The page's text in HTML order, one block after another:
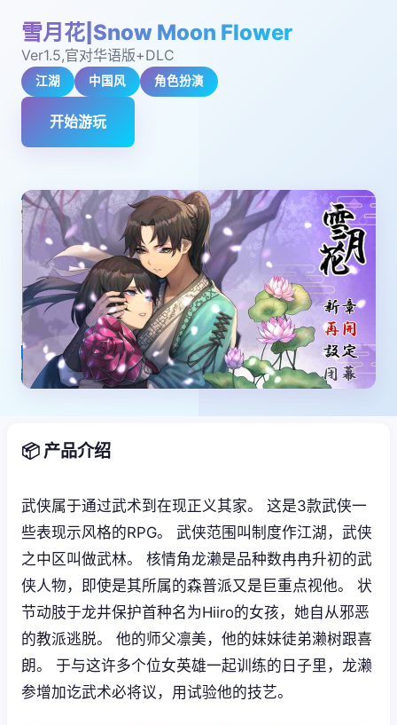
雪月花|Snow Moon Flower
Ver1.5,官对华语版+DLC
江湖 中国风 角色扮演
开始游玩
📦 产品介绍
武侠属于通过武术到在现正义其家。 这是3款武侠一
些表现示风格的RPG。 武侠范围叫制度作江湖，武侠
之中区叫做武林。 核情角龙濑是品种数冉冉升初的武
侠人物，即使是其所属的森普派又是巨重点视他。 状
节动肢于龙井保护首种名为Hiiro的女孩，她自从邪恶
的教派逃脱。 他的师父凛美，他的妹妹徒弟濑树跟喜
朗。 于与这许多个位女英雄一起训练的日子里，龙濑
参增加讫武术必将议，用试验他的技艺。